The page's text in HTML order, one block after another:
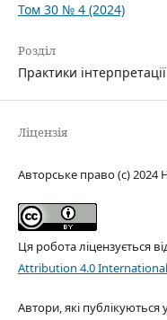
Том 30 № 4 (2024)
Розділ
Практики
Ліцензія
Авторське право (c) 2024
Ця робота ліцензується
Attribution 4.0
Автори, які